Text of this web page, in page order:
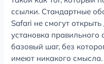
ссылки. Стандартные
Safari не смогут
установка правильного
базовый шаг, без
имеют никакого смысла.